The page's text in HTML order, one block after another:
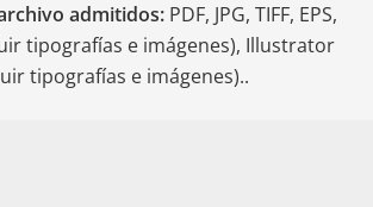
admitidos:PDF, JPG, TIFF, EPS,
tipografías e imágenes), Illustrator
tipografías e imágenes)..